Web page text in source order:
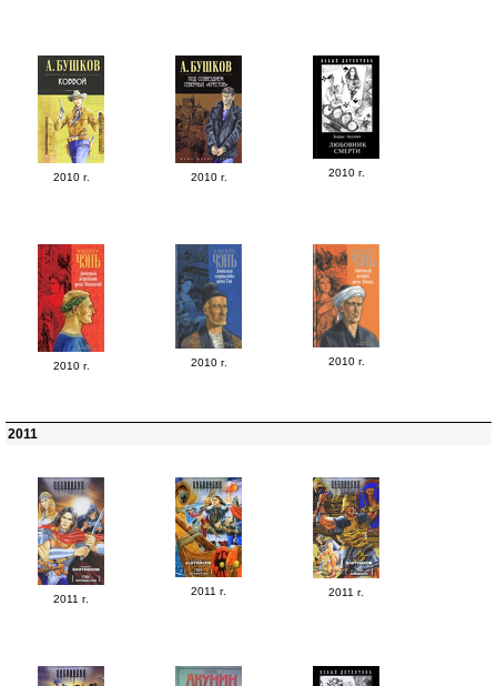
2010 г. 2010 г. 2010 г.
2010 г. 2010 г. 2010 г.
2011
2011 г.
2011 г. 2011 г.